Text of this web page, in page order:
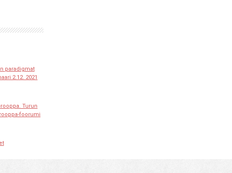
paradigmat
2.12. 2021
Turun
foorumi